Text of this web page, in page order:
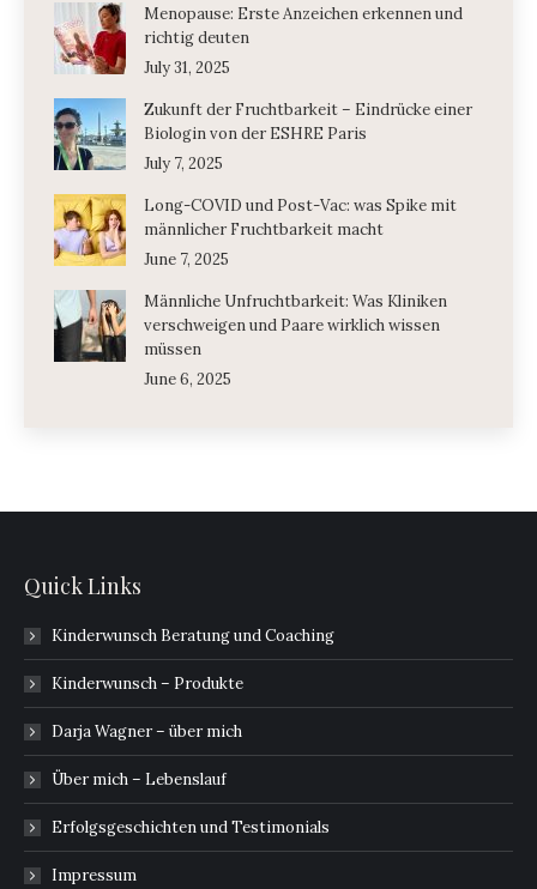
Menopause: Erste Anzeichen erkennen und
richtig deuten
July 31, 2025
Zukunft der Fruchtbarkeit – Eindrücke einer
Biologin von der ESHRE Paris
July 7, 2025
Long-COVID und Post-Vac: was Spike mit
männlicher Fruchtbarkeit macht
June 7, 2025
Männliche Unfruchtbarkeit: Was Kliniken
verschweigen und Paare wirklich wissen
müssen
June 6, 2025
Quick Links
Kinderwunsch Beratung und Coaching
Kinderwunsch – Produkte
Darja Wagner – über mich
Über mich – Lebenslauf
Erfolgsgeschichten und Testimonials
Impressum